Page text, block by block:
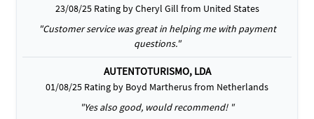
23/08/25 Rating by Cheryl Gill from United States
"Customer service was great in helping me with payment
questions."
AUTENTOTURISMO, LDA
01/08/25 Rating by Boyd Martherus from Netherlands
"Yes also good, would recommend! "